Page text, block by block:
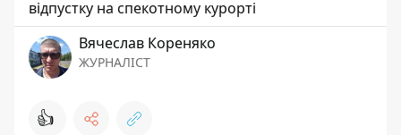
відпустку на спекотному курорті
Вячеслав Кореняко
ЖУРНАЛІСТ
👍